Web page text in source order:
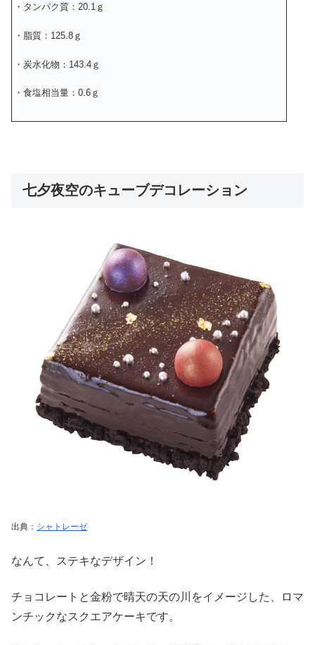
・タンパク質：20.1ｇ
・脂質：125.8ｇ
・炭水化物：143.4ｇ
・食塩相当量：0.6ｇ
七夕夜空のキューブデコレーション
出典： シャトレーゼ
なんて、ステキなデザイン！
チョコレートと金粉で晴天の天の川をイメージした、ロマ
ンチックなスクエアケーキです。